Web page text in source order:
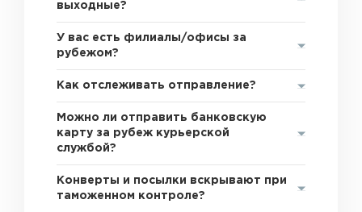
выходные?
У вас есть филиалы/офисы за
рубежом?
Как отслеживать отправление?
Можно ли отправить банковскую
карту за рубеж курьерской
службой?
Конверты и посылки вскрывают при
таможенном контроле?